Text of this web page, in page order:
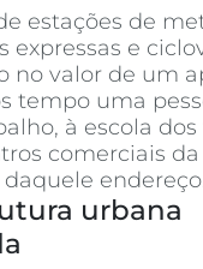
estações de
expressas e
no valor de um
tempo uma
à escola
comerciais
urbana